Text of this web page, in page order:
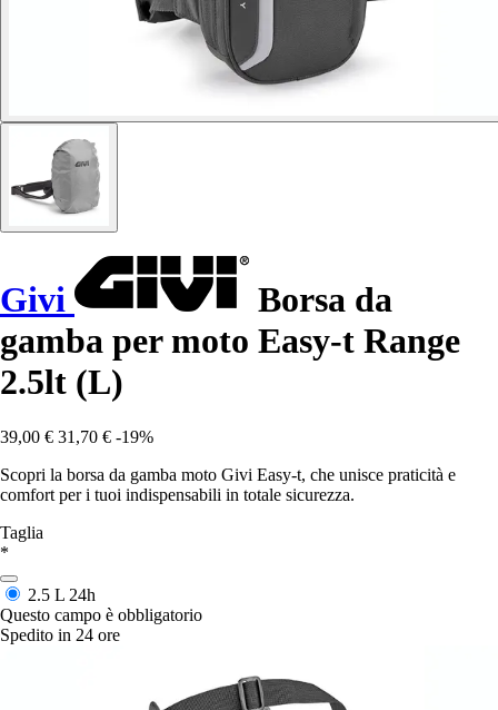
Givi
Borsa da
gamba per moto Easy-t Range
2.5lt (L)
39,00 € 31,70 € -19%
Scopri la borsa da gamba moto Givi Easy-t, che unisce praticità e
comfort per i tuoi indispensabili in totale sicurezza.
Taglia
*
2.5 L 24h
Questo campo è obbligatorio
Spedito in 24 ore